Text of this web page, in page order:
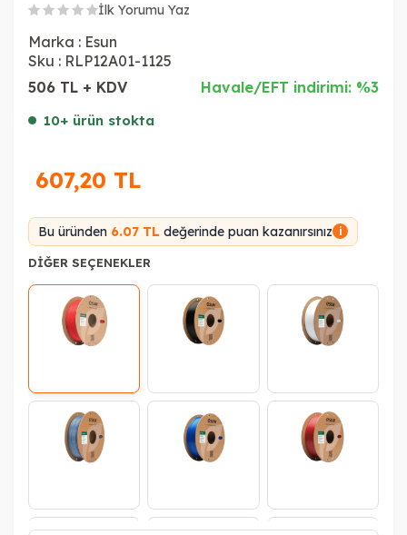
İlk Yorumu Yaz
Marka : Esun
Sku : RLP12A01-1125
506 TL + KDV
Havale/EFT indirimi: %3
10+ ürün stokta
607,20 TL
Bu üründen 6.07 TL değerinde puan kazanırsınız i
DIĞER SEÇENEKLER